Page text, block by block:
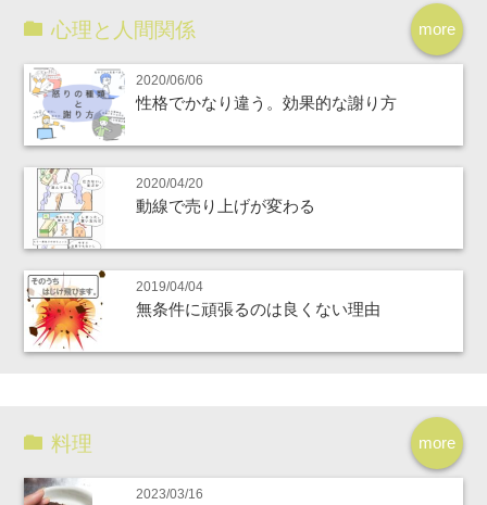
more
心理と人間関係
2020/06/06
性格でかなり違う。効果的な謝り方
2020/04/20
動線で売り上げが変わる
2019/04/04
無条件に頑張るのは良くない理由
more
料理
2023/03/16